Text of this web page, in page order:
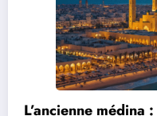
L’ancienne médina